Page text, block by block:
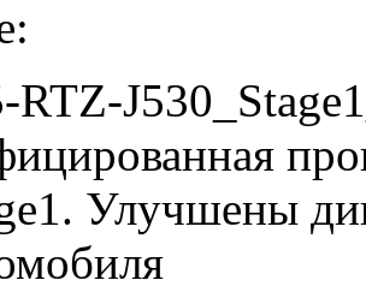
RTZ-
Улучшены